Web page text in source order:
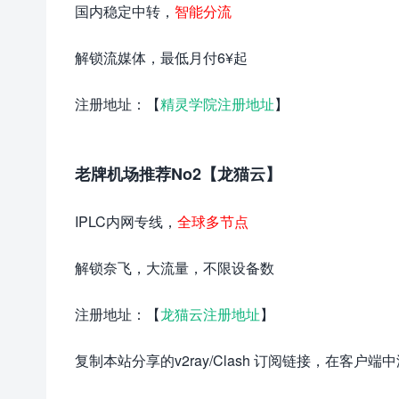
国内稳定中转， 智能分流
解锁流媒体，最低月付6¥起
注册地址：【精灵学院注册地址】
老牌机场推荐No2【龙猫云】
IPLC内网专线， 全球多节点
解锁奈飞，大流量，不限设备数
注册地址：【龙猫云注册地址】
复制本站分享的v2ray/Clash 订阅链接，在客户端中